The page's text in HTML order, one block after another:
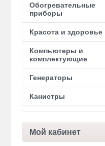
Обогревательные
приборы
Красота и здоровье
Компьютеры и
комплектующие
Генераторы
Канистры
Мой кабинет